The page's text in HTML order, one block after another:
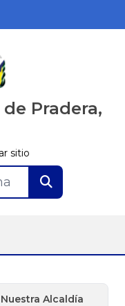
Pradera,
sitio
Nuestra Alcaldía